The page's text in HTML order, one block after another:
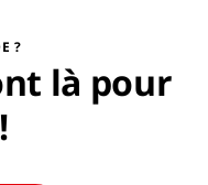
?
là pour